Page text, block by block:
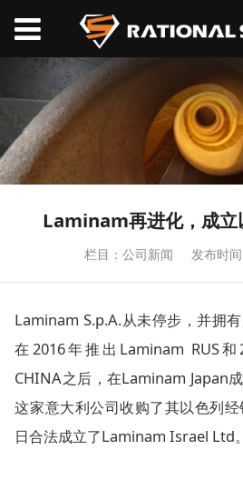
Laminam再进化，成立
栏目：公司新闻 发布时
Laminam S.p.A.从未停步，并拥有
在2016年推出Laminam RUS
CHINA之后，在Laminam Japan
这家意大利公司收购了其以色列
日合法成立了Laminam Israel Ltd。